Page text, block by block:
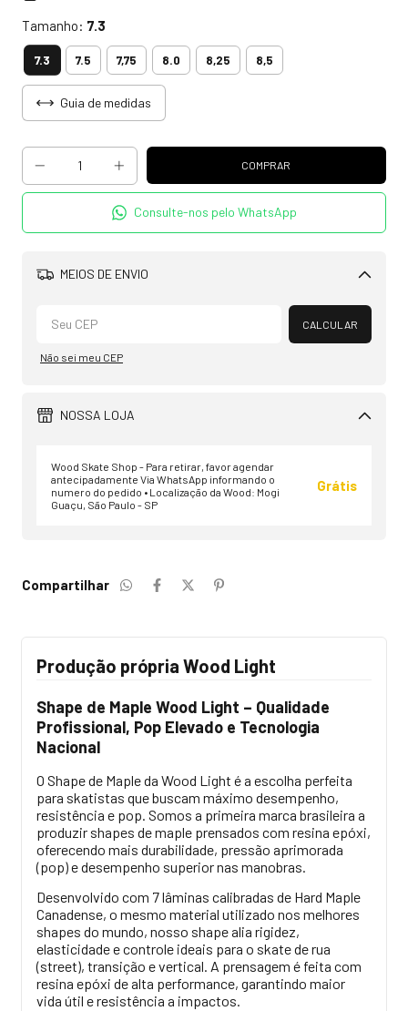
Tamanho: 7.3
7.3 7.5 7,75 8.0 8,25 8,5
Guia de medidas
Consulte-nos pelo WhatsApp
MEIOS DE ENVIO
Alterar CEP
CALCULAR
Não sei meu CEP
NOSSA LOJA
Wood Skate Shop - Para retirar, favor agendar
antecipadamente Via WhatsApp informando o
numero do pedido • Localização da Wood: Mogi
Guaçu, São Paulo - SP
Grátis
Compartilhar
Produção própria Wood Light
Shape de Maple Wood Light – Qualidade
Profissional, Pop Elevado e Tecnologia
Nacional
O Shape de Maple da Wood Light é a escolha perfeita
para skatistas que buscam máximo desempenho,
resistência e pop. Somos a primeira marca brasileira a
produzir shapes de maple prensados com resina epóxi,
oferecendo mais durabilidade, pressão aprimorada
(pop) e desempenho superior nas manobras.
Desenvolvido com 7 lâminas calibradas de Hard Maple
Canadense, o mesmo material utilizado nos melhores
shapes do mundo, nosso shape alia rigidez,
elasticidade e controle ideais para o skate de rua
(street), transição e vertical. A prensagem é feita com
resina epóxi de alta performance, garantindo maior
vida útil e resistência a impactos.